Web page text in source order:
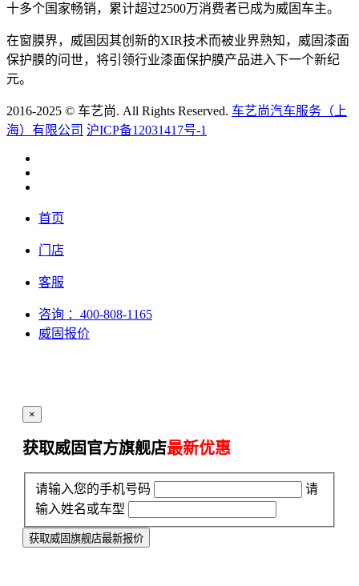
十多个国家畅销，累计超过2500万消费者已成为威固车主。
在窗膜界，威固因其创新的XIR技术而被业界熟知，威固漆面
保护膜的问世，将引领行业漆面保护膜产品进入下一个新纪
元。
2016-2025 © 车艺尚. All Rights Reserved. 车艺尚汽车服务（上
海）有限公司 沪ICP备12031417号-1
首页
门店
客服
咨询 ：400-808-1165
威固报价
×
获取威固官方旗舰店最新优惠
请输入您的手机号码
请
输入姓名或车型
获取威固旗舰店最新报价